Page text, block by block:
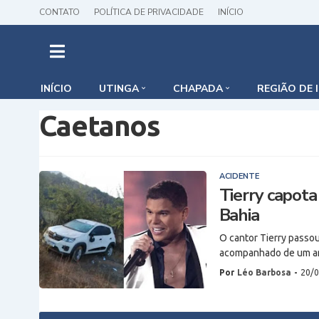
CONTATO POLÍTICA DE PRIVACIDADE INÍCIO
INÍCIO UTINGA CHAPADA REGIÃO DE
Caetanos
ACIDENTE
Tierry
Bahia
O cantor Tierry
acompanhado de um
Por Léo Barbosa - 20/